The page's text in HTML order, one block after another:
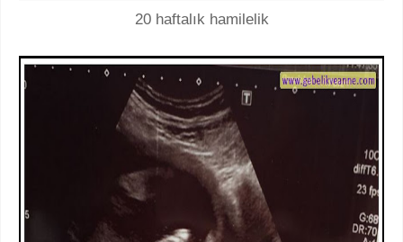
20 haftalık hamilelik